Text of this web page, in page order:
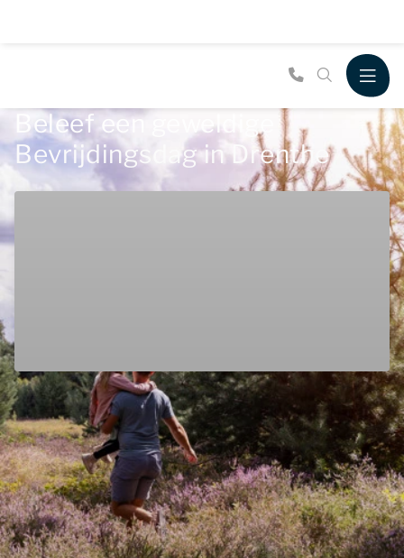
Beleef een geweldige
Bevrijdingsdag in Drenthe